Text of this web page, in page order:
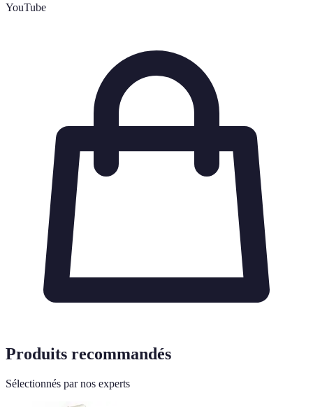
YouTube
Produits recommandés
Sélectionnés par nos experts